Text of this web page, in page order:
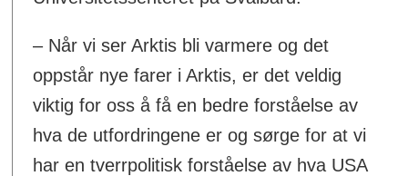
– Når vi ser Arktis bli varmere og det
oppstår nye farer i Arktis, er det veldig
viktig for oss å få en bedre forståelse av
hva de utfordringene er og sørge for at vi
har en tverrpolitisk forståelse av hva USA